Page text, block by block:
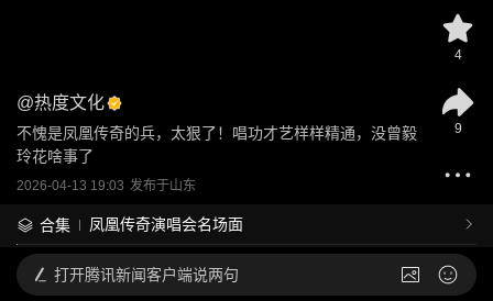
@热度文化
不愧是凤凰传奇的兵，太狠了！唱功才艺样样精通，没曾毅
玲花啥事了
2026-04-13 19:03 发布于山东
合集 凤凰传奇演唱会名场面
4
9
打开腾讯新闻客户端说两句